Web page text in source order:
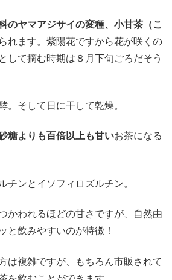
のヤマアジサイの変種、小甘茶（こ
れます。紫陽花ですから花が咲くの
して摘む時期は８月下旬ごろだそう
。そして日に干して乾燥。
糖よりも百倍以上も甘いお茶になる
チンとイソフィロズルチン。
かわれるほどの甘さですが、自然由
と飲みやすいのが特徴！
は複雑ですが、もちろん市販されて